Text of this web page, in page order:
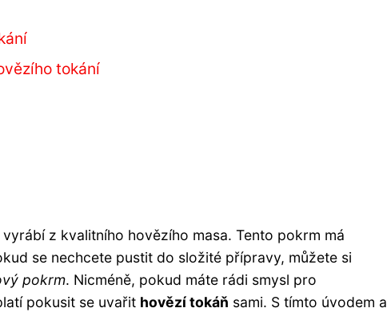
tokání
z kvalitního hovězího masa. Tento pokrm má
se nechcete pustit do složité přípravy, můžete si
pokrm. Nicméně, pokud máte rádi smysl pro
pokusit se uvařit hovězí tokáň sami. S tímto úvodem a